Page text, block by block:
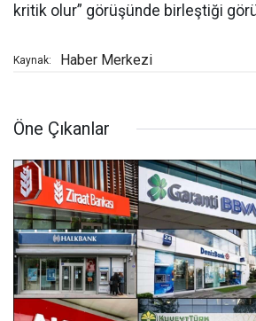
kritik olur” görüşünde birleştiği
Kaynak: Haber Merkezi
Öne Çıkanlar